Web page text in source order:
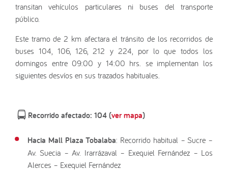
transitan vehículos particulares ni buses del transporte
público.
Este tramo de 2 km afectara el tránsito de los recorridos de
buses 104, 106, 126, 212 y 224, por lo que todos los
domingos entre 09:00 y 14:00 hrs. se implementan los
siguientes desvíos en sus trazados habituales.
Recorrido afectado: 104 (ver mapa)
Hacia Mall Plaza Tobalaba: Recorrido habitual – Sucre –
Av. Suecia – Av. Irarrázaval – Exequiel Fernández – Los
Alerces – Exequiel Fernández